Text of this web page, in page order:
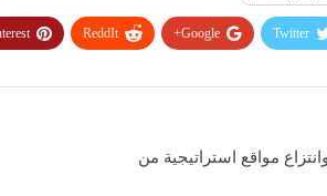
Twitter
Google+
ReddIt
مواقع استراتيجية من